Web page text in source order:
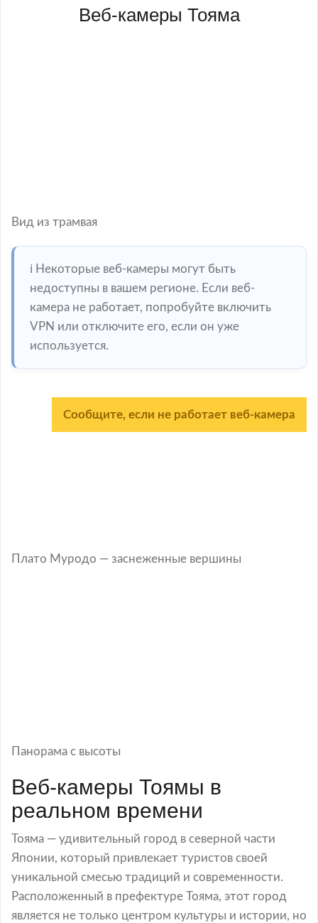
Веб-камеры Тояма
Вид из трамвая
ℹ️ Некоторые веб-камеры могут быть
недоступны в вашем регионе. Если веб-
камера не работает, попробуйте включить
VPN или отключите его, если он уже
используется.
Сообщите, если не работает веб-камера
Плато Муродо — заснеженные вершины
Панорама с высоты
Веб-камеры Тоямы в
реальном времени
Тояма — удивительный город в северной части
Японии, который привлекает туристов своей
уникальной смесью традиций и современности.
Расположенный в префектуре Тояма, этот город
является не только центром культуры и истории, но